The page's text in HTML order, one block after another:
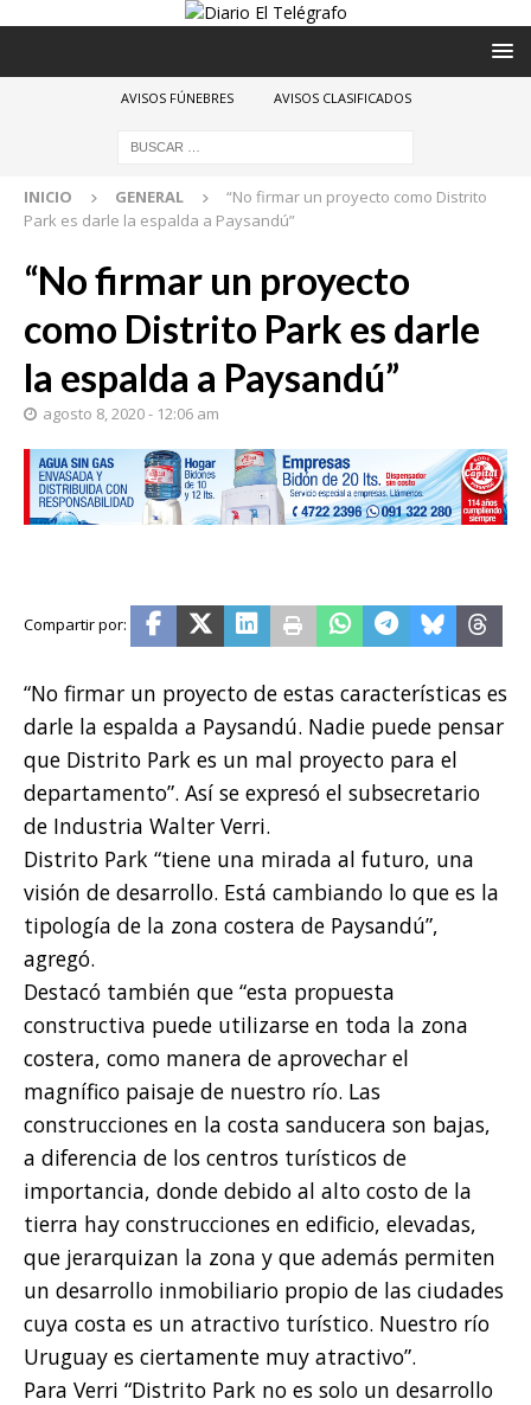
AVISOS FÚNEBRES AVISOS CLASIFICADOS
INICIO GENERAL
“No firmar un proyecto como Distrito
Park es darle la espalda a Paysandú”
“No firmar un proyecto
como Distrito Park es darle
la espalda a Paysandú”
agosto 8, 2020 - 12:06 am
“No firmar un proyecto de estas características es
darle la espalda a Paysandú. Nadie puede pensar
que Distrito Park es un mal proyecto para el
departamento”. Así se expresó el subsecretario
de Industria Walter Verri.
Distrito Park “tiene una mirada al futuro, una
visión de desarrollo. Está cambiando lo que es la
tipología de la zona costera de Paysandú”,
agregó.
Destacó también que “esta propuesta
constructiva puede utilizarse en toda la zona
costera, como manera de aprovechar el
magnífico paisaje de nuestro río. Las
construcciones en la costa sanducera son bajas,
a diferencia de los centros turísticos de
importancia, donde debido al alto costo de la
tierra hay construcciones en edificio, elevadas,
que jerarquizan la zona y que además permiten
un desarrollo inmobiliario propio de las ciudades
cuya costa es un atractivo turístico. Nuestro río
Uruguay es ciertamente muy atractivo”.
Para Verri “Distrito Park no es solo un desarrollo